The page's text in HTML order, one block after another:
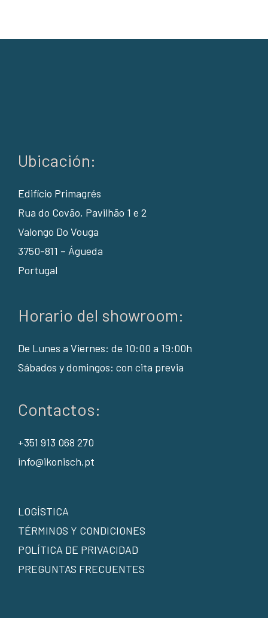
Ubicación:
Edifício Primagrés
Rua do Covão, Pavilhão 1 e 2
Valongo Do Vouga
3750-811 – Águeda
Portugal
Horario del showroom:
De Lunes a Viernes: de 10:00 a 19:00h
Sábados y domingos: con cita previa
Contactos:
+351 913 068 270
info@ikonisch.pt
LOGÍSTICA
TÉRMINOS Y CONDICIONES
POLÍTICA DE PRIVACIDAD
PREGUNTAS FRECUENTES